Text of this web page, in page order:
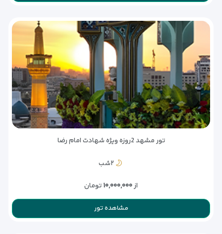
تور مشهد 2روزه ویژه شهادت امام رضا
۲شب
از۱۰,۰۰۰,۰۰۰تومان
مشاهده تور